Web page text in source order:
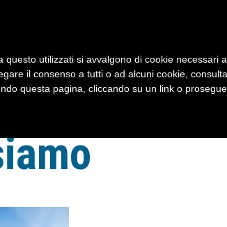
questo utilizzati si avvalgono di cookie necessari
il consenso a tutti o ad alcuni cookie,
questa pagina, cliccando su un link o